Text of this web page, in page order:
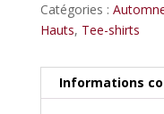
Catégories :
Hauts, Tee-shirts
Informations